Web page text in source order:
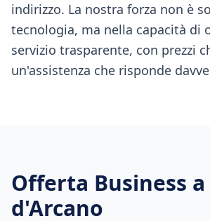
indirizzo. La nostra forza non è
tecnologia, ma nella capacità di
servizio trasparente, con prezzi
un'assistenza che risponde
Offerta Business a
d'Arcano